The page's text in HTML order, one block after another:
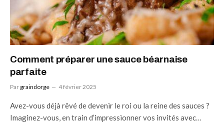
Comment préparer une sauce béarnaise
parfaite
Par graindorge 4 février 2025
Avez-vous déjà rêvé de devenir le roi ou la reine des sauces ?
Imaginez-vous, en train d’impressionner vos invités avec…